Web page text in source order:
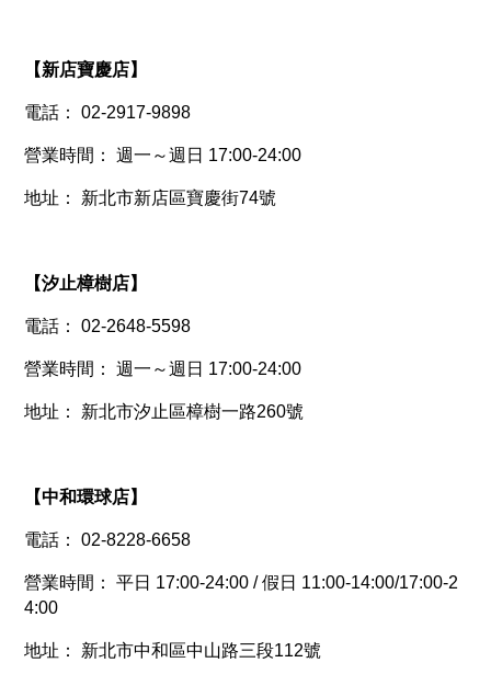
【新店寶慶店】
電話： 02-2917-9898
營業時間： 週一～週日 17:00-24:00
地址： 新北市新店區寶慶街74號
【汐止樟樹店】
電話： 02-2648-5598
營業時間： 週一～週日 17:00-24:00
地址： 新北市汐止區樟樹一路260號
【中和環球店】
電話： 02-8228-6658
營業時間： 平日 17:00-24:00 / 假日 11:00-14:00/17:00-2
4:00
地址： 新北市中和區中山路三段112號